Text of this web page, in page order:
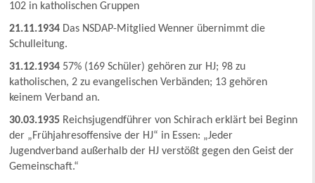
102 in katholischen Gruppen
21.11.1934 Das NSDAP-Mitglied Wenner übernimmt die
Schulleitung.
31.12.1934 57% (169 Schüler) gehören zur HJ; 98 zu
katholischen, 2 zu evangelischen Verbänden; 13 gehören
keinem Verband an.
30.03.1935 Reichsjugendführer von Schirach erklärt bei Beginn
der „Frühjahresoffensive der HJ“ in Essen: „Jeder
Jugendverband außerhalb der HJ verstößt gegen den Geist der
Gemeinschaft.“